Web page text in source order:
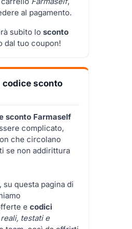
al pagamento.
subito lo sconto
dal tuo coupon!
codice sconto
sconto Farmaself
complicato,
che circolano
se non addirittura
questa pagina di
e codici
reali, testati e